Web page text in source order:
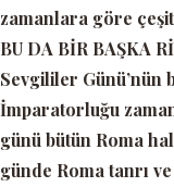
zamanlara göre
BU DA BİR BAŞKA
Sevgililer Günü’nün
İmparatorluğu
günü bütün Roma
günde Roma tanrı